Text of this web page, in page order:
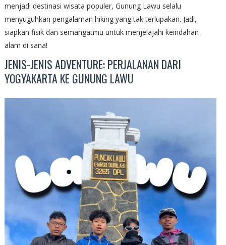
menjadi destinasi wisata populer, Gunung Lawu selalu
menyuguhkan pengalaman hiking yang tak terlupakan. Jadi,
siapkan fisik dan semangatmu untuk menjelajahi keindahan
alam di sana!
JENIS-JENIS ADVENTURE: PERJALANAN DARI
YOGYAKARTA KE GUNUNG LAWU